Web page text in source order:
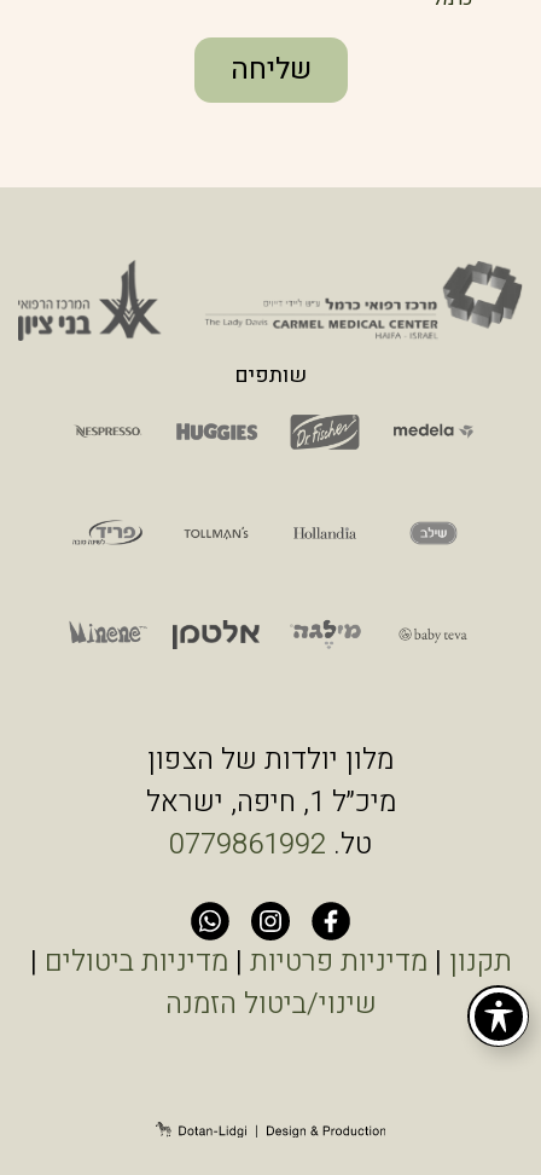
שליחה
שותפים
מלון יולדות של הצפון
מיכ״ל 1, חיפה, ישראל
טל. 0779861992
תקנון | מדיניות פרטיות | מדיניות ביטולים |
שינוי/ביטול הזמנה